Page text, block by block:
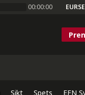
00:00:00
Sikt Spets EFN